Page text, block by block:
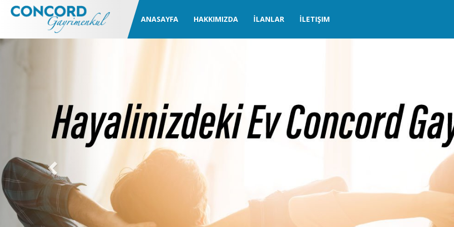
ANASAYFA HAKKIMIZDA İLANLAR İLETIŞIM